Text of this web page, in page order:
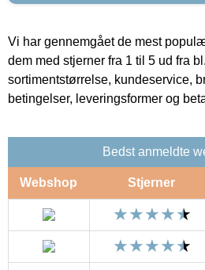
Vi har gennemgået de mest
dem med stjerner fra 1 til 5 ud fra
sortimentstørrelse, kundeservice,
betingelser, leveringsformer og
Bedst anmeldte
Webshop Stjerner